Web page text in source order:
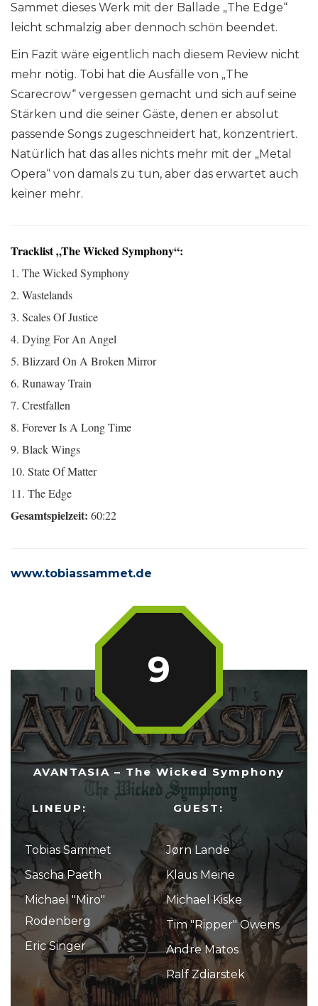
Sammet dieses Werk mit der Ballade „The Edge“
leicht schmalzig aber dennoch schön beendet.
Ein Fazit wäre eigentlich nach diesem Review nicht
mehr nötig. Tobi hat die Ausfälle von „The
Scarecrow“ vergessen gemacht und sich auf seine
Stärken und die seiner Gäste, denen er absolut
passende Songs zugeschneidert hat, konzentriert.
Natürlich hat das alles nichts mehr mit der „Metal
Opera“ von damals zu tun, aber das erwartet auch
keiner mehr.
Tracklist „The Wicked Symphony“:
1. The Wicked Symphony
2. Wastelands
3. Scales Of Justice
4. Dying For An Angel
5. Blizzard On A Broken Mirror
6. Runaway Train
7. Crestfallen
8. Forever Is A Long Time
9. Black Wings
10. State Of Matter
11. The Edge
Gesamtspielzeit: 60:22
www.tobiassammet.de
AVANTASIA – The Wicked Symphony
LINEUP:
Tobias Sammet
Sascha Paeth
Michael "Miro"
Rodenberg
Eric Singer
GUEST:
Jørn Lande
Klaus Meine
Michael Kiske
Tim "Ripper" Owens
Andre Matos
Ralf Zdiarstek
9